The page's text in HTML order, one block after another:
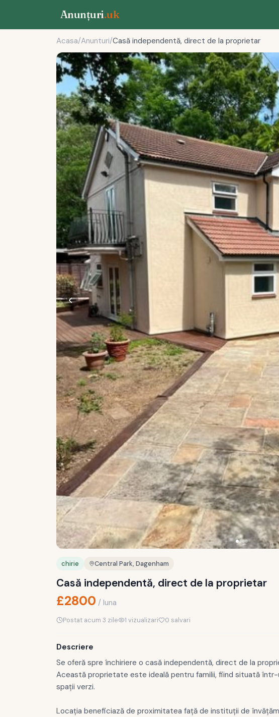
Anunțuri.uk
Acasa/Anunturi/Casă independentă, direct de la proprietar
chirie Central Park, Dagenham
Casă independentă, direct de la proprietar
£2800 / luna
Postat acum 3 zile 1 vizualizari 0 salvari
Descriere
Se oferă spre închiriere o casă independentă, direct de la
Această proprietate este ideală pentru familii, fiind situată
spații verzi.
Locația beneficiază de proximitatea față de instituții de